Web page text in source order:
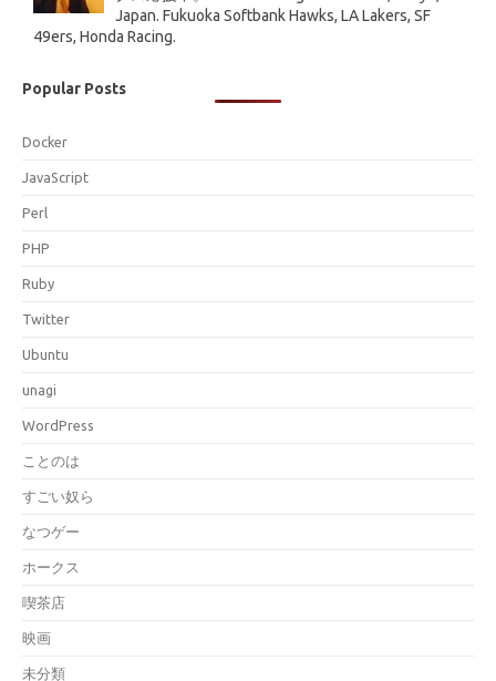
Japan. Fukuoka Softbank Hawks, LA Lakers, SF
49ers, Honda Racing.
Popular Posts
Docker
JavaScript
Perl
PHP
Ruby
Twitter
Ubuntu
unagi
WordPress
ことのは
すごい奴ら
なつゲー
ホークス
喫茶店
映画
未分類